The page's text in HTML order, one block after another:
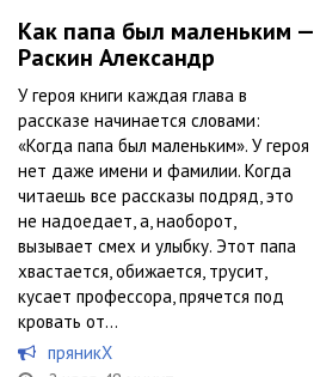
Как папа был маленьким —
Раскин Александр
У героя книги каждая глава в
рассказе начинается словами:
«Когда папа был маленьким». У героя
нет даже имени и фамилии. Когда
читаешь все рассказы подряд, это
не надоедает, а, наоборот,
вызывает смех и улыбку. Этот папа
хвастается, обижается, трусит,
кусает профессора, прячется под
кровать от...
пряникХ